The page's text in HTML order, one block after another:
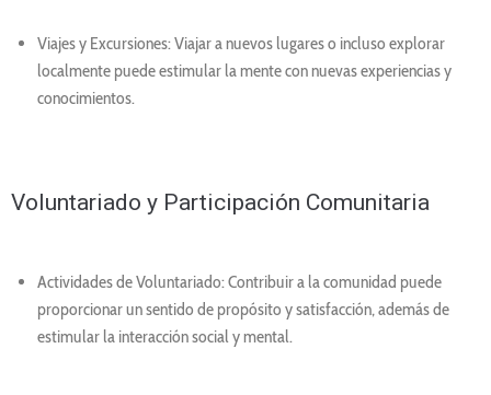
Viajes y Excursiones: Viajar a nuevos lugares o incluso explorar
localmente puede estimular la mente con nuevas experiencias y
conocimientos.
Voluntariado y Participación Comunitaria
Actividades de Voluntariado: Contribuir a la comunidad puede
proporcionar un sentido de propósito y satisfacción, además de
estimular la interacción social y mental.